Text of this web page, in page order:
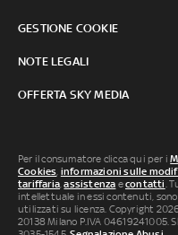
GESTIONE COOKIE
NOTE LEGALI
OFFERTA SKY MEDIA
Per il consumatore clicca qui per i
Cookies, informazioni sulle
tariffaria,assistenza econtatti.
intellettuale in essi contenuti,
utilizzati su licenza. Copyright
20138 Milano P.IVA 04619241005.